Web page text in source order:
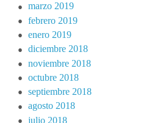
marzo 2019
febrero 2019
enero 2019
diciembre 2018
noviembre 2018
octubre 2018
septiembre 2018
agosto 2018
julio 2018